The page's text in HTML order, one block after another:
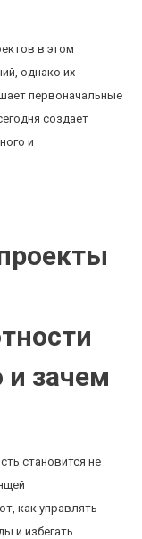
в этом
однако их
первоначальные
создает
и
и зачем
становится не
как управлять
и избегать